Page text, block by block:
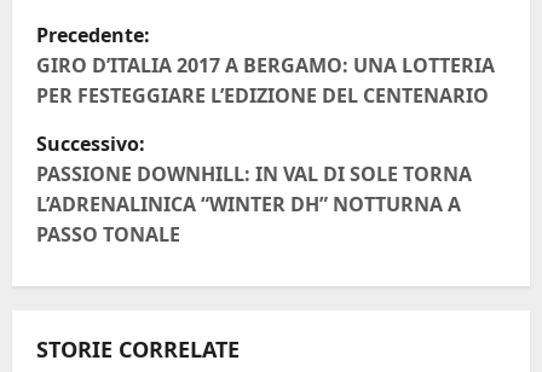
N
a
v
i
g
a
z
Precedente:
GIRO D’ITALIA 2017 A BERGAMO: UNA LOTTERIA
PER FESTEGGIARE L’EDIZIONE DEL CENTENARIO
Successivo:
PASSIONE DOWNHILL: IN VAL DI SOLE TORNA
L’ADRENALINICA “WINTER DH” NOTTURNA A
PASSO TONALE
STORIE CORRELATE